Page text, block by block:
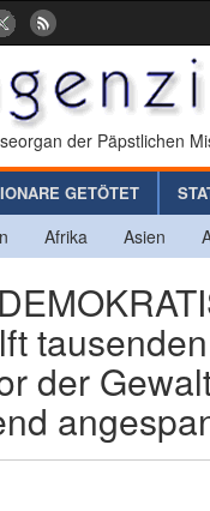
der Päpstlichen
GETÖTET
Afrika Asien
der